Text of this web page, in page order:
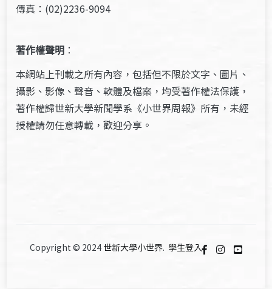
傳真：(02)2236-9094
著作權聲明 ：
本網站上刊載之所有內容，包括但不限於文字、圖片、
攝影、影像、聲音、軟體及檔案，均受著作權法保護，
著作權歸世新大學新聞學系《小世界周報》所有，未經
授權請勿任意轉載，歡迎分享。
Copyright © 2024 世新大學小世界. 學生登入